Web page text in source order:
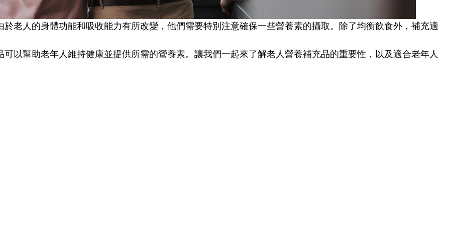
老人的身體功能和吸收能力有所改變，他們需要特別注意確保一些營養素的攝取。除了均衡飲食外，補充適
以幫助老年人維持健康並提供所需的營養素。讓我們一起來了解老人營養補充品的重要性，以及適合老年人